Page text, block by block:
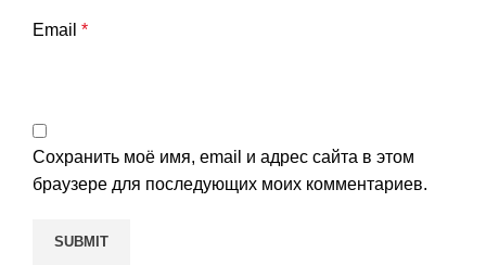
Email *
Сохранить моё имя, email и адрес сайта в этом
браузере для последующих моих комментариев.